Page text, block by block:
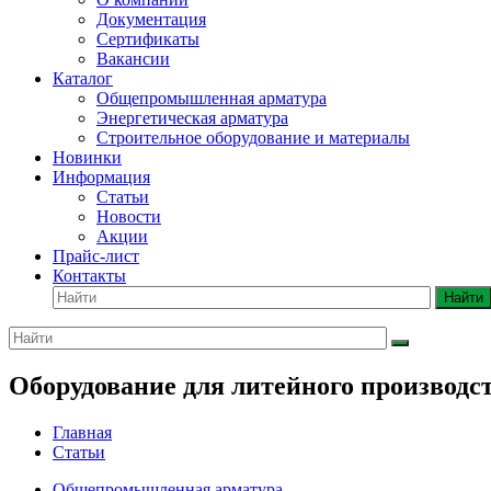
Документация
Сертификаты
Вакансии
Каталог
Общепромышленная арматура
Энергетическая арматура
Строительное оборудование и материалы
Новинки
Информация
Статьи
Новости
Акции
Прайс-лист
Контакты
Найти
Оборудование для литейного
Главная
Статьи